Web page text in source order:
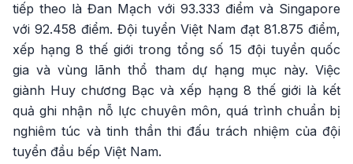
tiếp theo là Đan Mạch với 93.333 điểm và Singapore
với 92.458 điểm. Đội tuyển Việt Nam đạt 81.875 điểm,
xếp hạng 8 thế giới trong tổng số 15 đội tuyển quốc
gia và vùng lãnh thổ tham dự hạng mục này. Việc
giành Huy chương Bạc và xếp hạng 8 thế giới là kết
quả ghi nhận nỗ lực chuyên môn, quá trình chuẩn bị
nghiêm túc và tinh thần thi đấu trách nhiệm của đội
tuyển đầu bếp Việt Nam.